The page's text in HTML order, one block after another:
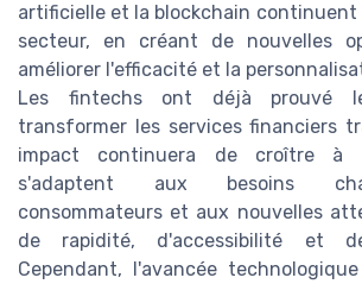
artificielle et la blockchain continuent
secteur, en créant de nouvelles
améliorer l'efficacité et la
Les fintechs ont déjà prouvé
transformer les services financiers
impact continuera de croître à
s'adaptent aux besoins
consommateurs et aux nouvelles
de rapidité, d'accessibilité et
Cependant, l'avancée